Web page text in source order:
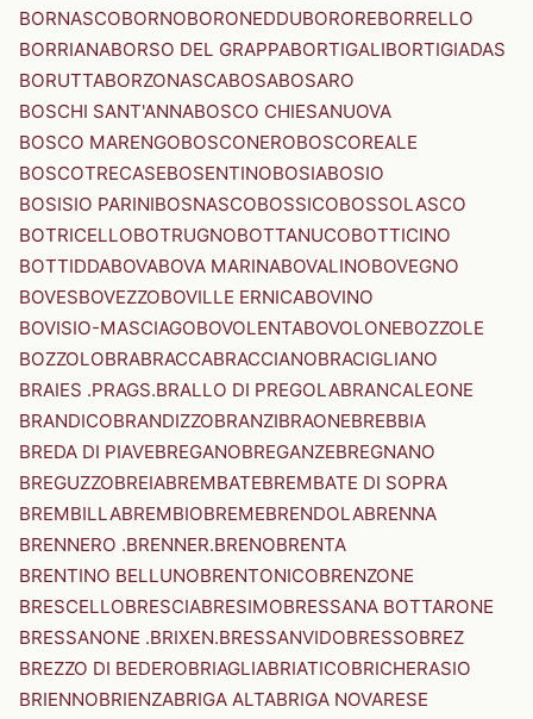
BORNASCOBORNOBORONEDDUBOROREBORRELLO
BORRIANABORSO DEL GRAPPABORTIGALIBORTIGIADAS
BORUTTABORZONASCABOSABOSARO
BOSCHI SANT'ANNABOSCO CHIESANUOVA
BOSCO MARENGOBOSCONEROBOSCOREALE
BOSCOTRECASEBOSENTINOBOSIABOSIO
BOSISIO PARINIBOSNASCOBOSSICOBOSSOLASCO
BOTRICELLOBOTRUGNOBOTTANUCOBOTTICINO
BOTTIDDABOVABOVA MARINABOVALINOBOVEGNO
BOVESBOVEZZOBOVILLE ERNICABOVINO
BOVISIO-MASCIAGOBOVOLENTABOVOLONEBOZZOLE
BOZZOLOBRABRACCABRACCIANOBRACIGLIANO
BRAIES .PRAGS.BRALLO DI PREGOLABRANCALEONE
BRANDICOBRANDIZZOBRANZIBRAONEBREBBIA
BREDA DI PIAVEBREGANOBREGANZEBREGNANO
BREGUZZOBREIABREMBATEBREMBATE DI SOPRA
BREMBILLABREMBIOBREMEBRENDOLABRENNA
BRENNERO .BRENNER.BRENOBRENTA
BRENTINO BELLUNOBRENTONICOBRENZONE
BRESCELLOBRESCIABRESIMOBRESSANA BOTTARONE
BRESSANONE .BRIXEN.BRESSANVIDOBRESSOBREZ
BREZZO DI BEDEROBRIAGLIABRIATICOBRICHERASIO
BRIENNOBRIENZABRIGA ALTABRIGA NOVARESE